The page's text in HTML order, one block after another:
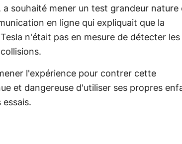
souhaité mener un test grandeur nature
en ligne qui expliquait que la
n'était pas en mesure de détecter les
l'expérience pour contrer cette
et dangereuse d'utiliser ses propres